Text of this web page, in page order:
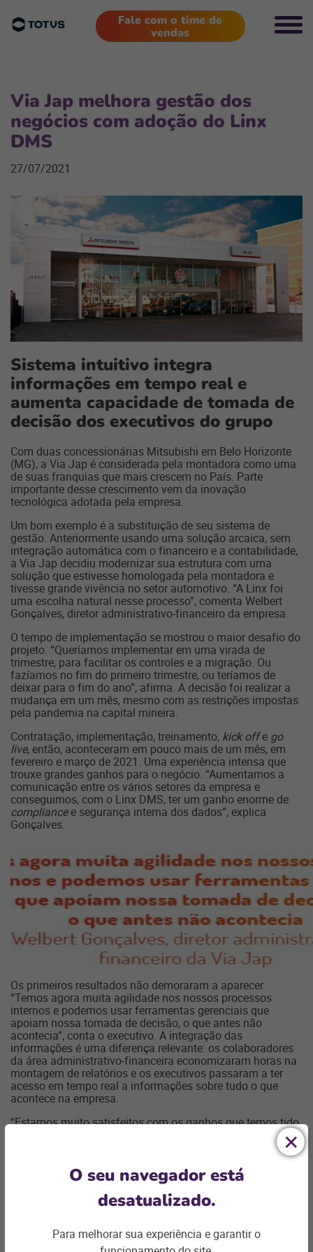
Fale com o time de
vendas
Via Jap melhora gestão dos
negócios com adoção do Linx
DMS
27/07/2021
Sistema intuitivo integra
informações em tempo real e
aumenta capacidade de tomada de
decisão dos executivos do grupo
Com duas concessionárias Mitsubishi em Belo Horizonte
(MG), a Via Jap é considerada pela montadora como uma
de suas franquias que mais crescem no País. Parte
importante desse crescimento vem da inovação
tecnológica adotada pela empresa.
Um bom exemplo é a substituição de seu sistema de
gestão. Anteriormente usando uma solução arcaica, sem
integração automática com o financeiro e a contabilidade,
a Via Jap decidiu modernizar sua estrutura com uma
solução que estivesse homologada pela montadora e
tivesse grande vivência no setor automotivo. “A Linx foi
uma escolha natural nesse processo”, comenta Welbert
Gonçalves, diretor administrativo-financeiro da empresa.
O tempo de implementação se mostrou o maior desafio do
projeto. “Queríamos implementar em uma virada de
trimestre, para facilitar os controles e a migração. Ou
fazíamos no fim do primeiro trimestre, ou teríamos de
deixar para o fim do ano”, afirma. A decisão foi realizar a
mudança em um mês, mesmo com as restrições impostas
pela pandemia na capital mineira.
Contratação, implementação, treinamento, kick offe go
live, então, aconteceram em pouco mais de um mês, em
fevereiro e março de 2021. Uma experiência intensa que
trouxe grandes ganhos para o negócio. “Aumentamos a
comunicação entre os vários setores da empresa e
conseguimos, com o Linx DMS, ter um ganho enorme de
compliancee segurança interna dos dados”, explica
Gonçalves.
Os primeiros resultados não demoraram a aparecer.
“Temos agora muita agilidade nos nossos processos
internos e podemos usar ferramentas gerenciais que
apoiam nossa tomada de decisão, o que antes não
acontecia”, conta o executivo. A integração das
informações é uma diferença relevante: os colaboradores
da área administrativo-financeira economizaram horas na
montagem de relatórios e os executivos passaram a ter
acesso em tempo real a informações sobre tudo o que
acontece na empresa.
“Estamos muito satisfeitos com os ganhos que temos tido
e com a facilidade de uso da plataforma. Esse é um passo
O seu navegador está
desatualizado.
Para melhorar sua experiência e garantir o